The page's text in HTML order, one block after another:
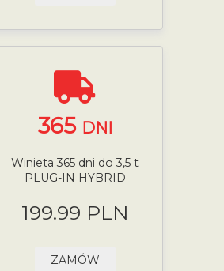
365 DNI
Winieta 365 dni do 3,5 t
PLUG-IN HYBRID
199.99 PLN
ZAMÓW